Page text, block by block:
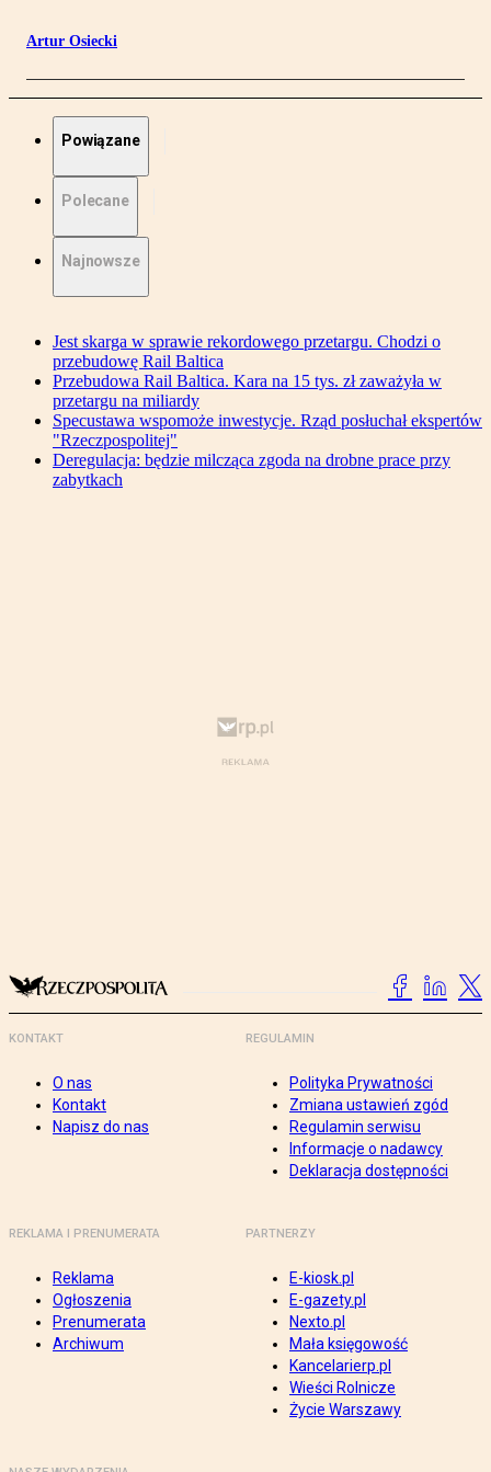
Artur Osiecki
Powiązane
Polecane
Najnowsze
Jest skarga w sprawie rekordowego przetargu. Chodzi o
przebudowę Rail Baltica
Przebudowa Rail Baltica. Kara na 15 tys. zł zaważyła w
przetargu na miliardy
Specustawa wspomoże inwestycje. Rząd posłuchał ekspertów
"Rzeczpospolitej"
Deregulacja: będzie milcząca zgoda na drobne prace przy
zabytkach
KONTAKT
O nas
Kontakt
Napisz do nas
REGULAMIN
Polityka Prywatności
Zmiana ustawień zgód
Regulamin serwisu
Informacje o nadawcy
Deklaracja dostępności
REKLAMA I PRENUMERATA
Reklama
Ogłoszenia
Prenumerata
Archiwum
PARTNERZY
E-kiosk.pl
E-gazety.pl
Nexto.pl
Mała księgowość
Kancelarierp.pl
Wieści Rolnicze
Życie Warszawy